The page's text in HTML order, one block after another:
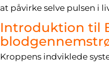
at påvirke selve pulsen i
Introduktion til
Kroppens indviklede